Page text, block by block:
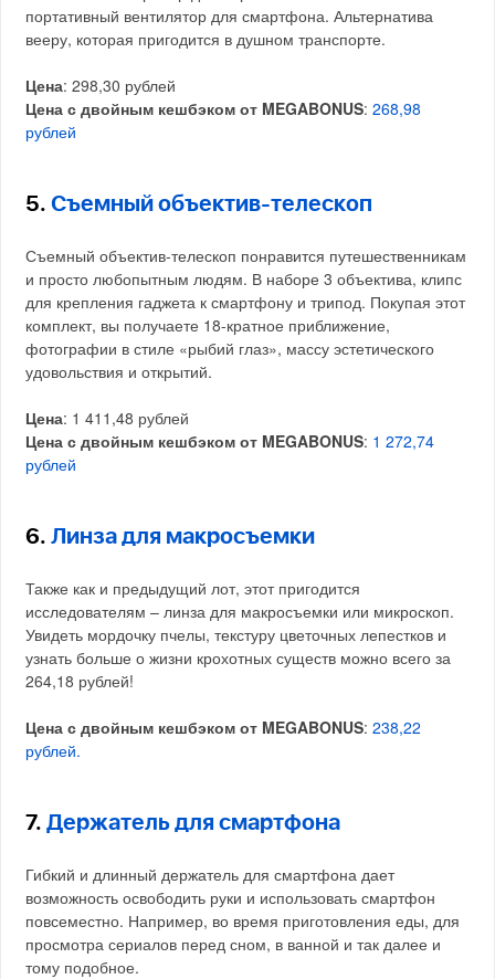
портативный вентилятор для смартфона. Альтернатива
вееру, которая пригодится в душном транспорте.
Цена: 298,30 рублей
Цена с двойным кешбэком от MEGABONUS:268,98
рублей
5.Съемный объектив-телескоп
Съемный объектив-телескоп понравится путешественникам
и просто любопытным людям. В наборе 3 объектива, клипс
для крепления гаджета к смартфону и трипод. Покупая этот
комплект, вы получаете 18-кратное приближение,
фотографии в стиле «рыбий глаз», массу эстетического
удовольствия и открытий.
Цена: 1 411,48 рублей
Цена с двойным кешбэком от MEGABONUS: 1 272,74
рублей
6.Линза для макросъемки
Также как и предыдущий лот, этот пригодится
исследователям – линза для макросъемки или микроскоп.
Увидеть мордочку пчелы, текстуру цветочных лепестков и
узнать больше о жизни крохотных существ можно всего за
264,18 рублей!
Цена с двойным кешбэком от MEGABONUS:238,22
рублей.
7.Держатель для смартфона
Гибкий и длинный держатель для смартфона дает
возможность освободить руки и использовать смартфон
повсеместно. Например, во время приготовления еды, для
просмотра сериалов перед сном, в ванной и так далее и
тому подобное.